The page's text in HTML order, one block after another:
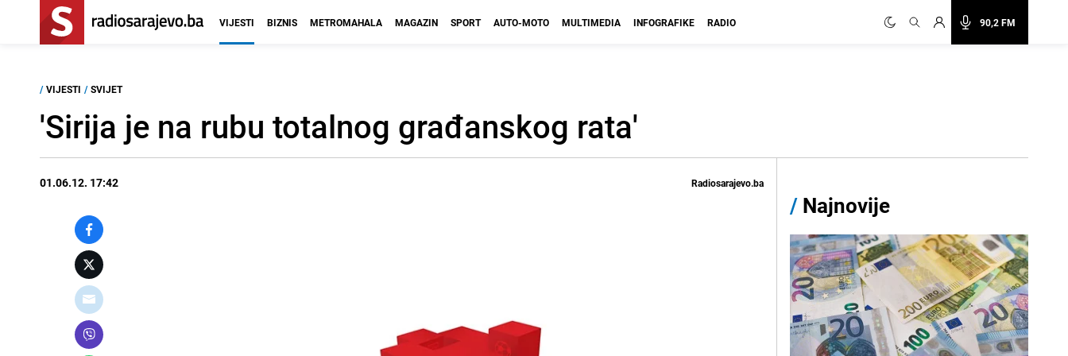
90,2 FM
VIJESTI BIZNIS METROMAHALA MAGAZIN SPORT AUTO-MOTO MULTIMEDIA INFOGRAFIKE RADIO
/ VIJESTI / SVIJET
'Sirija je na rubu totalnog građanskog rata'
01.06.12. 17:42 Radiosarajevo.ba
/ Najnovije